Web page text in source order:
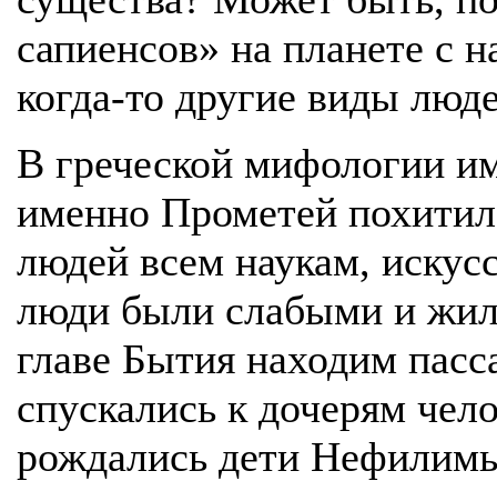
сапиенсов» на планете с
когда-то другие виды
В греческой мифологии
именно Прометей
людей всем наукам,
люди были слабыми и
главе Бытия находим
спускались к дочерям
рождались дети